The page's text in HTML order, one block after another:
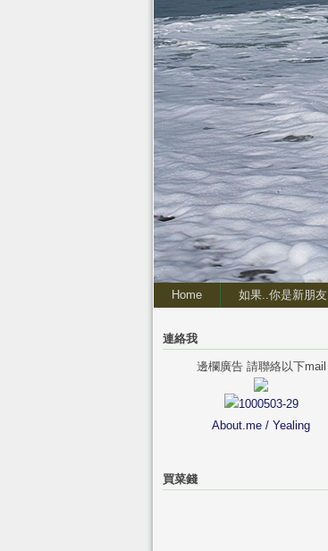
Home 如果..你是新朋友
連絡我
邊欄廣告 請聯絡以下mail
About.me / Yealing
買菜錢